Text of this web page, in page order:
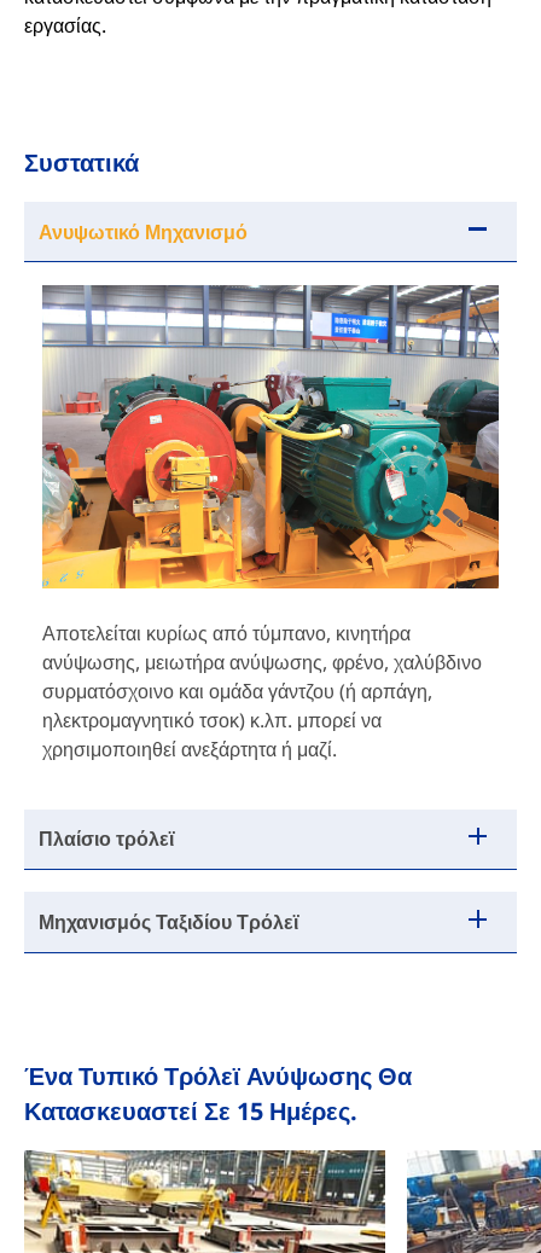
εργασίας.
Συστατικά
Ανυψωτικό Μηχανισμό
Αποτελείται κυρίως από τύμπανο, κινητήρα
ανύψωσης, μειωτήρα ανύψωσης, φρένο, χαλύβδινο
συρματόσχοινο και ομάδα γάντζου (ή αρπάγη,
ηλεκτρομαγνητικό τσοκ) κ.λπ. μπορεί να
χρησιμοποιηθεί ανεξάρτητα ή μαζί.
Πλαίσιο τρόλεϊ
Μηχανισμός Ταξιδίου Τρόλεϊ
Ένα Τυπικό Τρόλεϊ Ανύψωσης Θα
Κατασκευαστεί Σε 15 Ημέρες.